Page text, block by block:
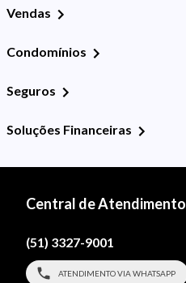
Vendas
Condomínios
Seguros
Soluções Financeiras
Central de Atendimento
(51) 3327-9001
ATENDIMENTO VIA WHATSAPP